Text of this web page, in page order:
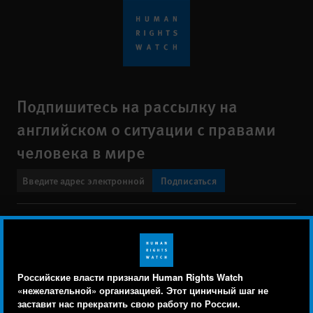
Российские власти признали Human Rights Watch
«нежелательной» организацией. Этот циничный шаг не
заставит нас прекратить свою работу по России.
Подпишитесь на рассылку на
английском о ситуации с правами
человека в мире
Подписаться
Свяжитесь с нами
menu
Заявление о политике конфиденциальности
Карта сайта
Text Version